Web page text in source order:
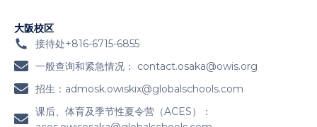
大阪校区
接待处+816-6715-6855
一般查询和紧急情况： contact.osaka@owis.org
招生： admosk.owiskix@globalschools.com
课后、体育及季节性夏令营（ACES）：